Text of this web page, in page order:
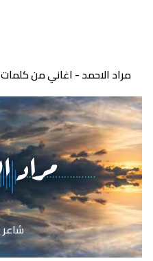
مراد الاحمد - اغاني من كلمات
مراد